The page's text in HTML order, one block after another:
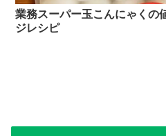
業務スーパー玉こんにゃくの
ジレシピ